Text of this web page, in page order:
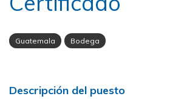
Guatemala Bodega
Descripción del puesto